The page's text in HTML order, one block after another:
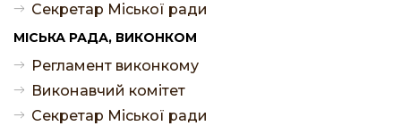
Секретар Міської ради
МІСЬКА РАДА, ВИКОНКОМ
Регламент виконкому
Виконавчий комітет
Секретар Міської ради